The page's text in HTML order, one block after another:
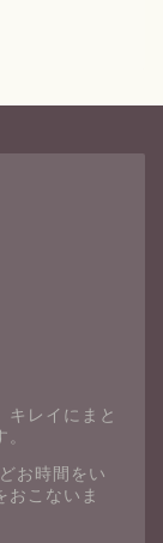
キレイにまと
お時間をい
おこないま